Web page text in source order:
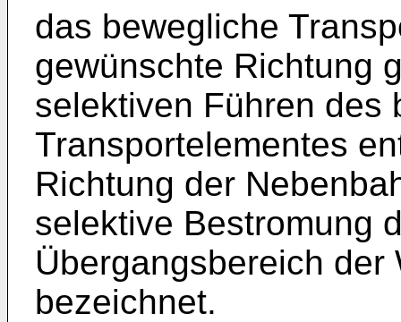
das bewegliche
gewünschte Richtung
selektiven Führen des
Transportelementes
Richtung der
selektive Bestromung
Übergangsbereich
bezeichnet.